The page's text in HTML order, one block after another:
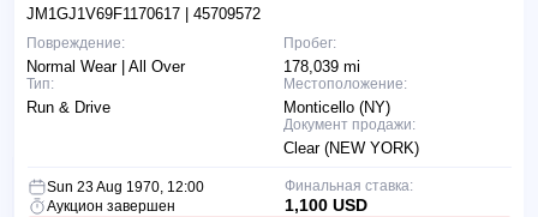
JM1GJ1V69F1170617 | 45709572
Пробег:
178,039 mi
Местоположение:
Monticello (NY)
Документ продажи:
Clear (NEW YORK)
Повреждение:
Normal Wear | All Over
Тип:
Run & Drive
Sun 23 Aug 1970, 12:00
Аукцион завершен
Финальная ставка:
1,100 USD